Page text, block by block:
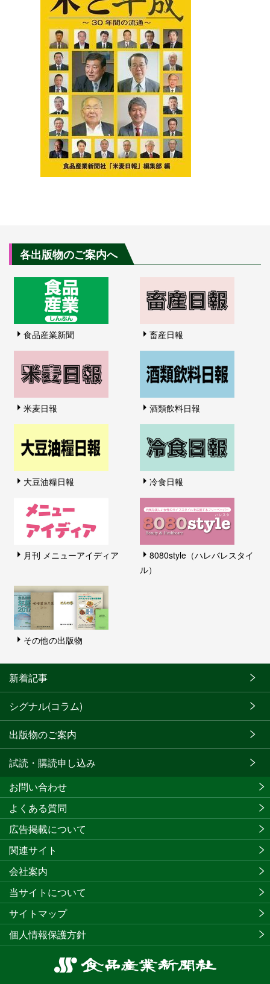
各出版物のご案内へ
食品産業新聞 畜産日報
米麦日報 酒類飲料日報
大豆油糧日報 冷食日報
月刊 メニューアイディア
8080style（ハレバレスタイ
ル）
その他の出版物
新着記事
シグナル(コラム)
出版物のご案内
試読・購読申し込み
食
お問い合わせ
よくある質問
広告掲載について
関連サイト
会社案内
当サイトについて
サイトマップ
個人情報保護方針